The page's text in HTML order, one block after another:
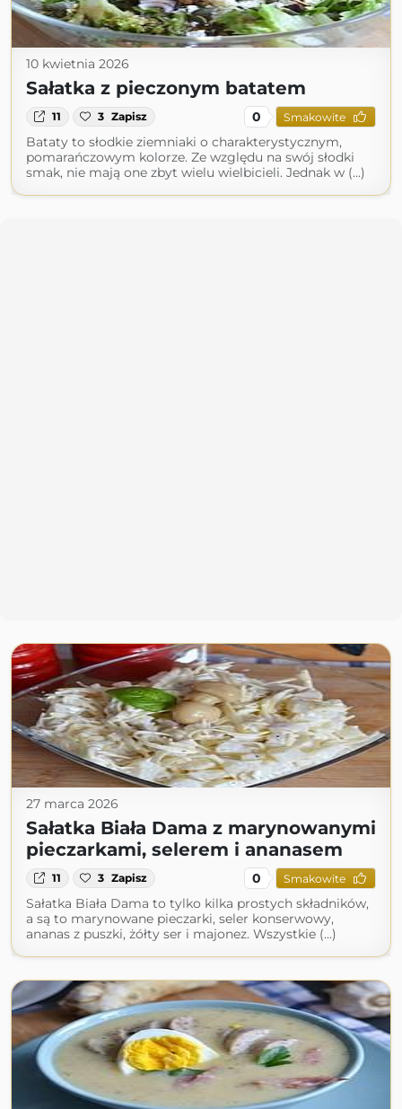
10 kwietnia 2026
Sałatka z pieczonym batatem
11 3 Zapisz 0 Smakowite
Bataty to słodkie ziemniaki o charakterystycznym,
pomarańczowym kolorze. Ze względu na swój słodki
smak, nie mają one zbyt wielu wielbicieli. Jednak w (...)
27 marca 2026
Sałatka Biała Dama z marynowanymi
pieczarkami, selerem i ananasem
11 3 Zapisz 0 Smakowite
Sałatka Biała Dama to tylko kilka prostych składników,
a są to marynowane pieczarki, seler konserwowy,
ananas z puszki, żółty ser i majonez. Wszystkie (...)